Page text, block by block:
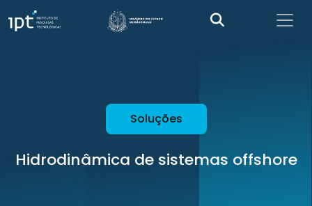
Soluções
Hidrodinâmica de sistemas offshore